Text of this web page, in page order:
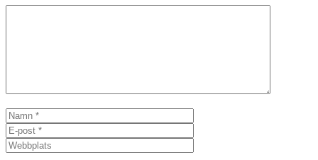
Namn
post